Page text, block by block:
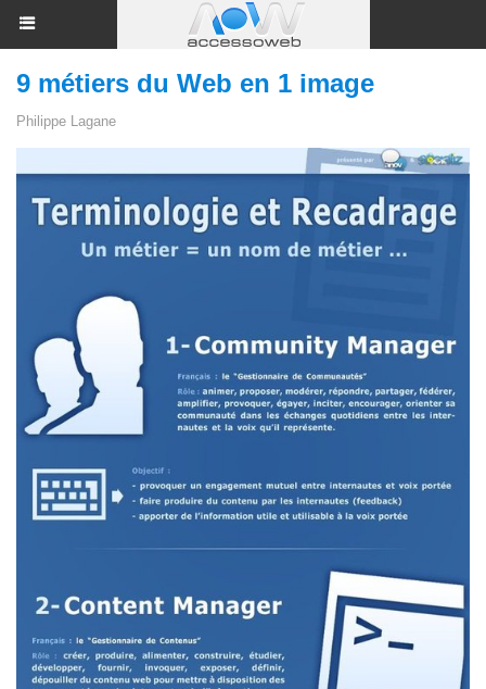
9 métiers du Web en 1 image
Philippe Lagane